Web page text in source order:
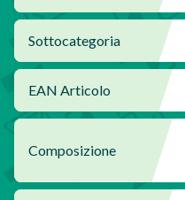
Sottocategoria
EAN Articolo
Composizione